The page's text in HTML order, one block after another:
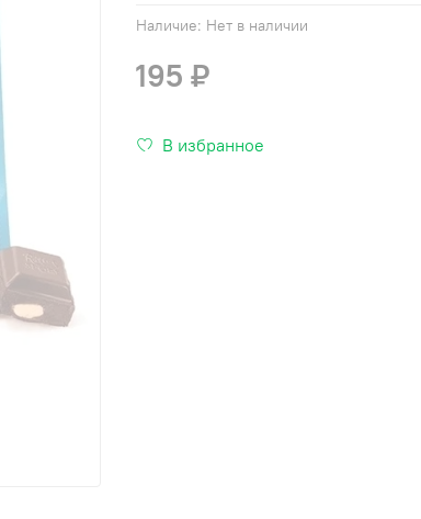
Наличие: Нет в наличии
195 ₽
В избранное